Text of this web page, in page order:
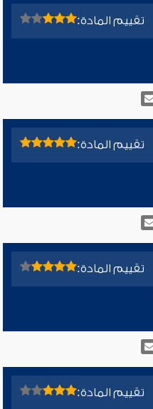
تقييم المادة:
تقييم المادة:
تقييم المادة:
تقييم المادة: